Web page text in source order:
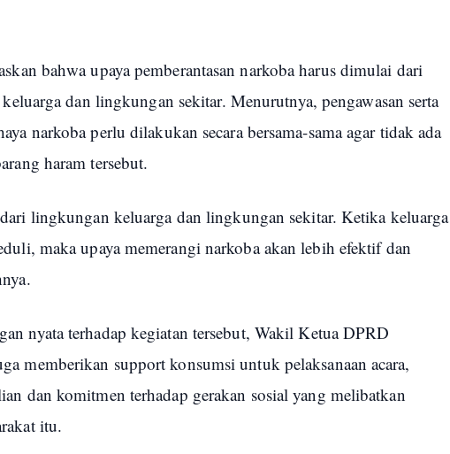
bahwa upaya pemberantasan narkoba harus dimulai dari
dan lingkungan sekitar. Menurutnya, pengawasan serta
narkoba perlu dilakukan secara bersama-sama agar tidak ada
haram tersebut.
lingkungan keluarga dan lingkungan sekitar. Ketika keluarga
maka upaya memerangi narkoba akan lebih efektif dan
nyata terhadap kegiatan tersebut, Wakil Ketua DPRD
memberikan support konsumsi untuk pelaksanaan acara,
dan komitmen terhadap gerakan sosial yang melibatkan
itu.